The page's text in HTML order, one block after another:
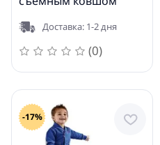
CLAAS ARION 640 (3 - 8
лет)
Доставка: 1-2 дня
(0)
-17%